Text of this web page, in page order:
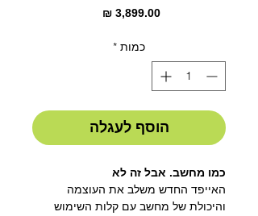
‏3,899.00 ‏₪
כמות *
הוסף לעגלה
כמו מחשב. אבל זה לא
האייפד החדש משלב את העוצמה
והיכולת של מחשב עם קלות השימוש